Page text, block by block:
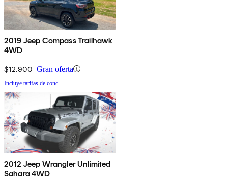
2019 Jeep Compass Trailhawk
4WD
$12,900 Gran oferta
Incluye tarifas de conc.
2012 Jeep Wrangler Unlimited
Sahara 4WD